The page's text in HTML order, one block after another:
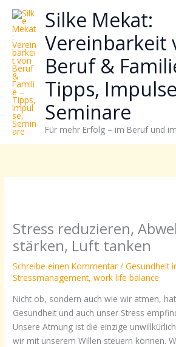
Zum
Inhalt
springen
Silke Mekat:
Vereinbarkeit
Beruf &
Tipps,
Seminare
Für mehr Erfolg – im Beruf und
Stress reduzieren,
stärken, Luft tanken
Schreibe einen Kommentar /Gesundheit
Stressmanagement,work life balance
Nicht ob, sondern auch wie wir atmen,
Gesundheit und auch unser Stress
Unsere Atmung ist die einzige
wir mit unserem Willen steuern können.
wie
sich
Stress
reduzieren
Energie
gezielter
einsetzen
lässt?
Einfach